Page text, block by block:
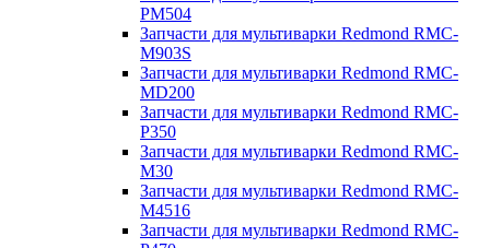
PM504
Запчасти для мультиварки Redmond RMC-
M903S
Запчасти для мультиварки Redmond RMC-
MD200
Запчасти для мультиварки Redmond RMC-
P350
Запчасти для мультиварки Redmond RMC-
M30
Запчасти для мультиварки Redmond RMC-
M4516
Запчасти для мультиварки Redmond RMC-